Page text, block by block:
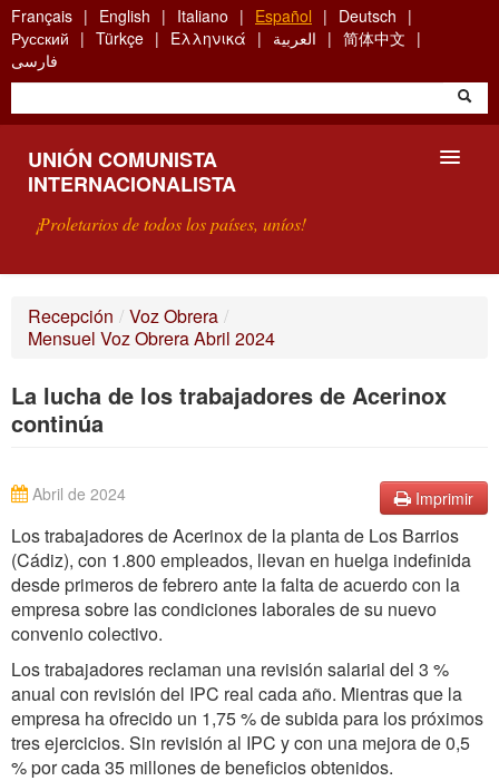
Skip
to
main
content
Français English Italiano Español
Deutsch
Русский
Türkçe Ελληνικά العربية
简体中文
فارسی
UNIÓN COMUNISTA
INTERNACIONALISTA
¡Proletarios de todos los países, uníos!
¿QUÉ ES LA UCI?
BÚSQUEDA
Recepción / Voz Obrera /
Mensuel Voz Obrera Abril 2024
La lucha de los trabajadores de Acerinox
continúa
Imprimir
Abril de 2024
Los trabajadores de Acerinox de la planta de Los Barrios
(Cádiz), con 1.800 empleados, llevan en huelga indefinida
desde primeros de febrero ante la falta de acuerdo con la
empresa sobre las condiciones laborales de su nuevo
convenio colectivo.
Los trabajadores reclaman una revisión salarial del 3 %
anual con revisión del IPC real cada año. Mientras que la
empresa ha ofrecido un 1,75 % de subida para los próximos
tres ejercicios. Sin revisión al IPC y con una mejora de 0,5
% por cada 35 millones de beneficios obtenidos.